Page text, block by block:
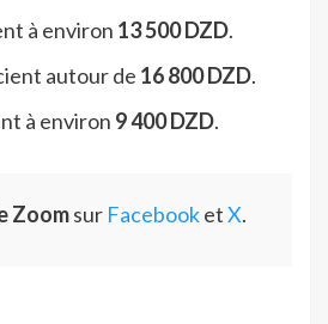
à environ 13 500 DZD.
autour de 16 800 DZD.
à environ 9 400 DZD.
Zoomsur FacebooketX.